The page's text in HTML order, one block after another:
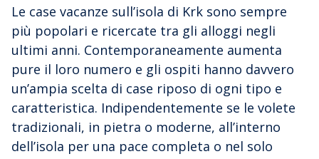
Le case vacanze sull’isola di Krk sono sempre
più popolari e ricercate tra gli alloggi negli
ultimi anni. Contemporaneamente aumenta
pure il loro numero e gli ospiti hanno davvero
un’ampia scelta di case riposo di ogni tipo e
caratteristica. Indipendentemente se le volete
tradizionali, in pietra o moderne, all’interno
dell’isola per una pace completa o nel solo